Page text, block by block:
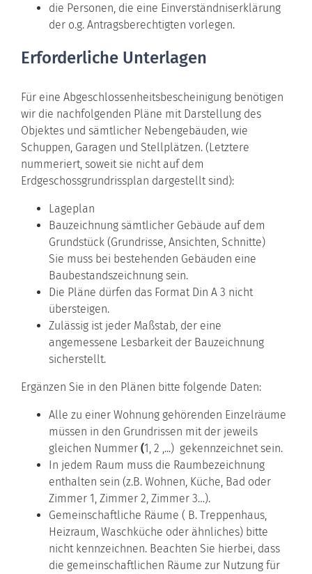
die Personen, die eine Einverständniserklärung
der o.g. Antragsberechtigten vorlegen.
Erforderliche Unterlagen
Für eine Abgeschlossenheitsbescheinigung benötigen
wir die nachfolgenden Pläne mit Darstellung des
Objektes und sämtlicher Nebengebäuden, wie
Schuppen, Garagen und Stellplätzen. (Letztere
nummeriert, soweit sie nicht auf dem
Erdgeschossgrundrissplan dargestellt sind):
Lageplan
Bauzeichnung sämtlicher Gebäude auf dem
Grundstück (Grundrisse, Ansichten, Schnitte)
Sie muss bei bestehenden Gebäuden eine
Baubestandszeichnung sein.
Die Pläne dürfen das Format Din A 3 nicht
übersteigen.
Zulässig ist jeder Maßstab, der eine
angemessene Lesbarkeit der Bauzeichnung
sicherstellt.
Ergänzen Sie in den Plänen bitte folgende Daten:
Alle zu einer Wohnung gehörenden Einzelräume
müssen in den Grundrissen mit der jeweils
gleichen Nummer (1, 2 ,...) gekennzeichnet sein.
In jedem Raum muss die Raumbezeichnung
enthalten sein (z.B. Wohnen, Küche, Bad oder
Zimmer 1, Zimmer 2, Zimmer 3…).
Gemeinschaftliche Räume ( B. Treppenhaus,
Heizraum, Waschküche oder ähnliches) bitte
nicht kennzeichnen. Beachten Sie hierbei, dass
die gemeinschaftlichen Räume zur Nutzung für